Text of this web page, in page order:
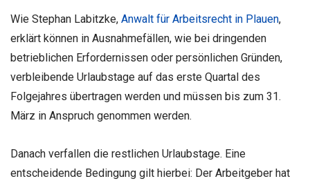
Wie Stephan Labitzke, Anwalt für Arbeitsrecht in Plauen,
erklärt können in Ausnahmefällen, wie bei dringenden
betrieblichen Erfordernissen oder persönlichen Gründen,
verbleibende Urlaubstage auf das erste Quartal des
Folgejahres übertragen werden und müssen bis zum 31.
März in Anspruch genommen werden.
Danach verfallen die restlichen Urlaubstage. Eine
entscheidende Bedingung gilt hierbei: Der Arbeitgeber hat